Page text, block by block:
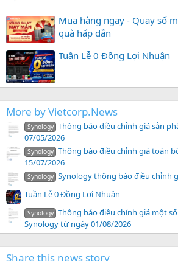
Mua hàng ngay - Quay số
quà hấp dẫn
Tuần Lễ 0 Đồng Lợi Nhuận
More by Vietcorp.News
Synology Thông báo điều chỉnh giá sản
07/05/2026
Synology Thông báo điều chỉnh giá toàn
15/07/2026
Synology Synology thông báo điều chỉnh
Tuần Lễ 0 Đồng Lợi Nhuận
Synology Thông báo điều chỉnh giá một
Synology từ ngày 01/08/2026
Share this news story